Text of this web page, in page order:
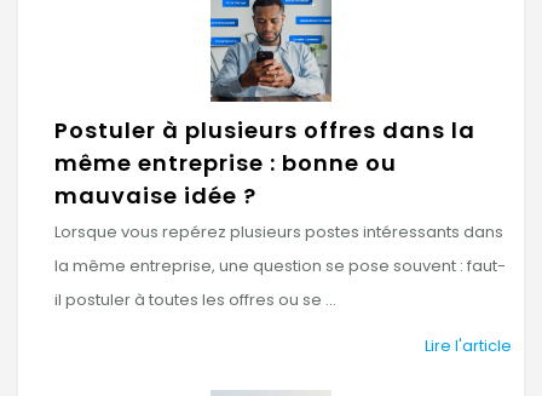
Postuler à plusieurs offres dans la
même entreprise : bonne ou
mauvaise idée ?
Lorsque vous repérez plusieurs postes intéressants dans
la même entreprise, une question se pose souvent : faut-
il postuler à toutes les offres ou se ...
Lire l'article